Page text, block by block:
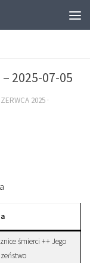
2025-07-05
2025 ·
śmierci ++ Jego